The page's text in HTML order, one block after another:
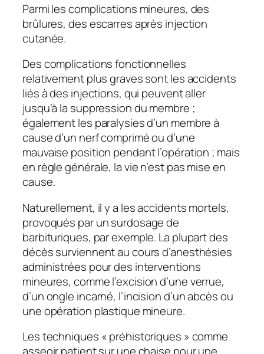
Parmi les complications mineures, des
brûlures, des escarres après injection
cutanée.
Des complications fonctionnelles
relativement plus graves sont les accidents
liés à des injections, qui peuvent aller
jusqu’à la suppression du membre ;
également les paralysies d’un membre à
cause d’un nerf comprimé ou d’une
mauvaise position pendant l’opération ; mais
en règle générale, la vie n’est pas mise en
cause.
Naturellement, il y a les accidents mortels,
provoqués par un surdosage de
barbituriques, par exemple. La plupart des
décès surviennent au cours d’anesthésies
administrées pour des interventions
mineures, comme l’excision d’une verrue,
d’un ongle incarné, l’incision d’un abcès ou
une opération plastique mineure.
Les techniques « préhistoriques » comme